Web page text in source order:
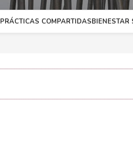
PRÁCTICAS COMPARTIDASBIENESTAR